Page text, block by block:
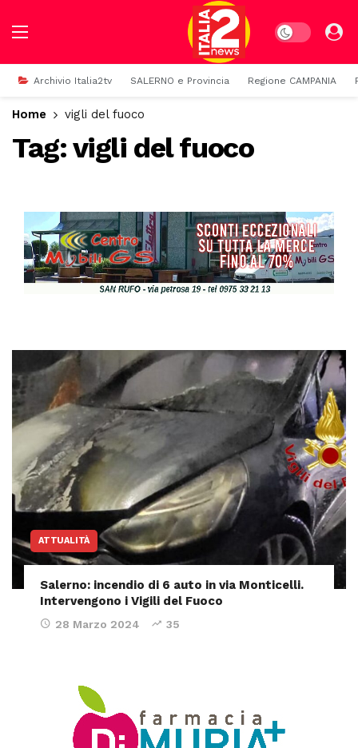
Dark mode
Archivio Italia2tv SALERNO e Provincia Regione CAMPANIA
Home vigli del fuoco
Tag:vigli del fuoco
ATTUALITÀ
Salerno: incendio di 6 auto in via Monticelli.
Intervengono i Vigili del Fuoco
28 Marzo 2024 35